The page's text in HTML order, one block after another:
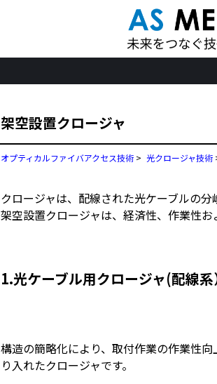
架空設置クロージャ
オプティカルファイバアクセス技術 > 光クロージャ技術
クロージャは、配線された光ケーブルの
架空設置クロージャは、経済性、作業性
1.光ケーブル用クロージャ(配線
構造の簡略化により、取付作業の作業性
り入れたクロージャです。